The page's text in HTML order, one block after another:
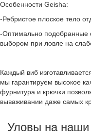
Особенности Geisha:
-Ребристое плоское тело
-Оптимально
выбором при ловле на
Каждый виб
мы гарантируем высокое
фурнитура и крючки
вываживании даже самых
Уловы на наши